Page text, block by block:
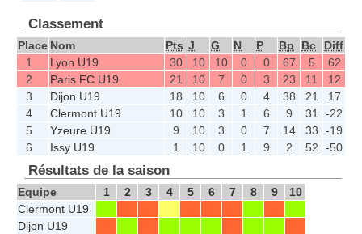
Classement
Place Nom Pts J G N P Bp Bc
Diff
1
Lyon U19 30 10 10 0 0 67 5
62
2
Paris FC U19 21 10 7 0 3 23 11
12
3
Dijon U19 18 10 6 0 4 38 21
17
4
Clermont U19 10 10 3 1 6 9 31
-22
5
Yzeure U19 9 10 3 0 7 14 33
-19
6
Issy U19 1 10 0 1 9 2 52 -50
Résultats de la saison
Equipe 1 2 3 4 5 6 7 8 9
10
Clermont U19
Dijon U19